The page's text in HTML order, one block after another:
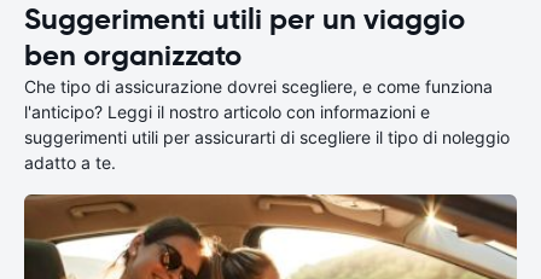
Suggerimenti utili per un viaggio
ben organizzato
Che tipo di assicurazione dovrei scegliere, e come funziona
l'anticipo? Leggi il nostro articolo con informazioni e
suggerimenti utili per assicurarti di scegliere il tipo di noleggio
adatto a te.